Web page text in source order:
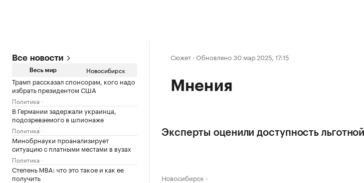
Все новости
Весь мир Новосибирск
Трамп рассказал спонсорам, кого надо
избрать президентом США
Политика
В Германии задержали украинца,
подозреваемого в шпионаже
Политика
Минобрнауки проанализирует
ситуацию с платными местами в вузах
Политика
Степень MBA: что это такое и как ее
получить
Сюжет · Обновлено 30 мар 2025, 17:15
Мнения
Эксперты оценили доступность
Новосибирск